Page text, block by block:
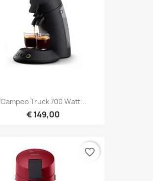
Campeo Truck 700 Watt...
€ 149,00
favorite_border